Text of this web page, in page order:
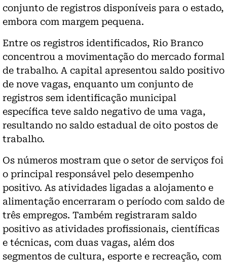
conjunto de registros disponíveis para o estado,
embora com margem pequena.
Entre os registros identificados, Rio Branco
concentrou a movimentação do mercado formal
de trabalho. A capital apresentou saldo positivo
de nove vagas, enquanto um conjunto de
registros sem identificação municipal
específica teve saldo negativo de uma vaga,
resultando no saldo estadual de oito postos de
trabalho.
Os números mostram que o setor de serviços foi
o principal responsável pelo desempenho
positivo. As atividades ligadas a alojamento e
alimentação encerraram o período com saldo de
três empregos. Também registraram saldo
positivo as atividades profissionais, científicas
e técnicas, com duas vagas, além dos
segmentos de cultura, esporte e recreação, com